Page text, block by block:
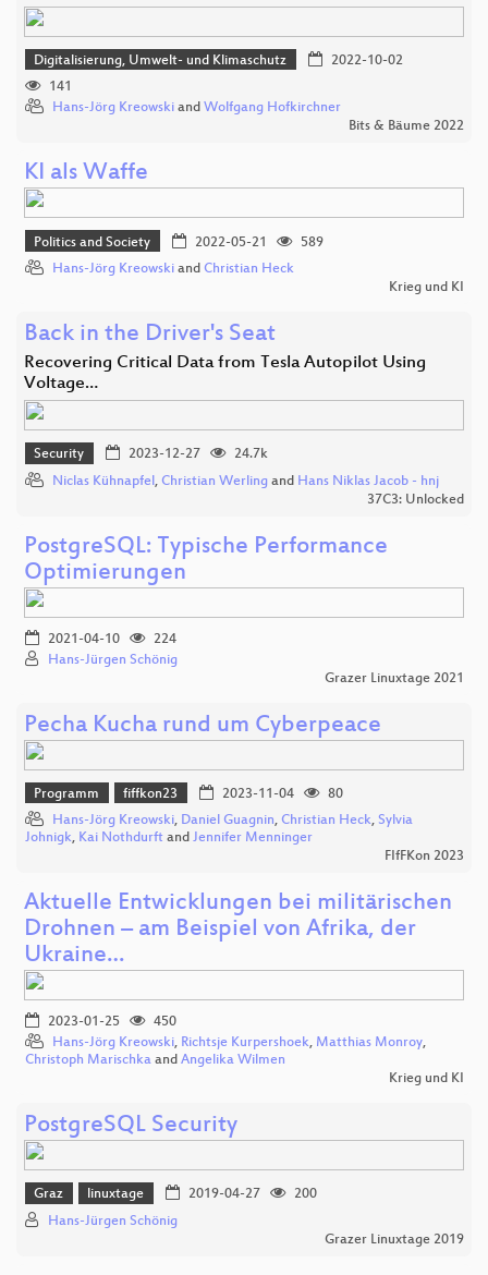
Digitalisierung, Umwelt- und Klimaschutz
2022-10-02
141
Hans-Jörg Kreowski and Wolfgang Hofkirchner
Bits & Bäume 2022
KI als Waffe
Politics and Society 2022-05-21
589
Hans-Jörg Kreowski and Christian Heck
Krieg und KI
Back in the Driver's Seat
Recovering Critical Data from Tesla Autopilot Using
Voltage…
Security 2023-12-27
24.7k
Niclas Kühnapfel , Christian Werling and Hans Niklas Jacob - hnj
37C3: Unlocked
PostgreSQL: Typische Performance
Optimierungen
2021-04-10
224
Hans-Jürgen Schönig
Grazer Linuxtage 2021
Pecha Kucha rund um Cyberpeace
Programm fiffkon23 2023-11-04
80
Hans-Jörg Kreowski, Daniel Guagnin, Christian Heck, Sylvia
Johnigk, Kai Nothdurft and Jennifer Menninger
FIfFKon 2023
Aktuelle Entwicklungen bei militärischen
Drohnen – am Beispiel von Afrika, der
Ukraine…
2023-01-25
450
Hans-Jörg Kreowski, Richtsje Kurpershoek, Matthias Monroy,
Christoph Marischka and Angelika Wilmen
Krieg und KI
PostgreSQL Security
Graz linuxtage 2019-04-27
200
Hans-Jürgen Schönig
Grazer Linuxtage 2019